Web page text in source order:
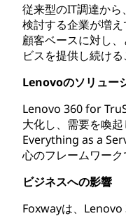
従来型のIT調達か
検討する企業が増
顧客ベースに対し
ビスを提供し続け
Lenovoのソリュー
Lenovo 360 for
大化し、需要を喚起
Everything as a
心のフレームワーク
ビジネスへの影響
Foxwayは、